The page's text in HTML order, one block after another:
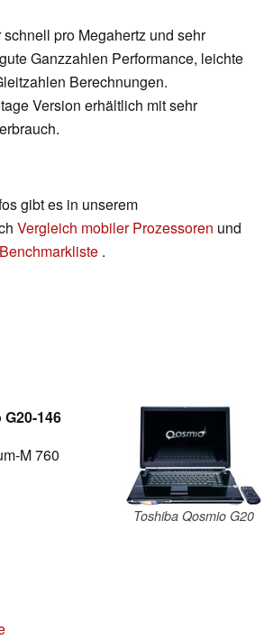
pro Megahertz und sehr
Ganzzahlen Performance, leichte
Berechnungen.
Version erhältlich mit sehr
gibt es in unserem
Vergleich mobiler Prozessoren und
.
Toshiba Qosmio G20
146
M 760